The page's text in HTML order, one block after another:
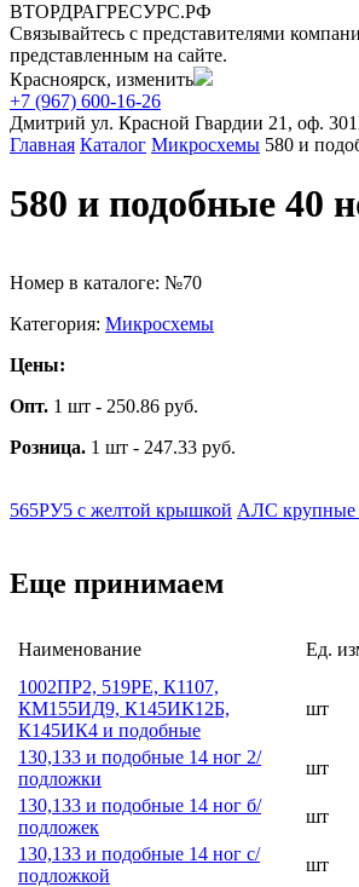
ВТОРДРАГРЕСУРС.РФ
Связывайтесь с представителями
представленным на сайте.
Красноярск, изменить
+7 (967) 600-16-26
Дмитрий ул. Красной Гвардии 21, оф.
Главная Каталог Микросхемы 580 и
580 и подобные 40
Номер в каталоге: №70
Категория: Микросхемы
Цены:
Опт. 1 шт - 250.86 руб.
Розница. 1 шт - 247.33 руб.
565РУ5 с желтой крышкой АЛС крупные
Еще принимаем
Наименование Ед.
1002ПР2, 519РЕ, К1107,
КМ155ИД9, К145ИК12Б,
К145ИК4 и подобные
шт
130,133 и подобные 14 ног 2/
подложки
шт
130,133 и подобные 14 ног б/
подложек
шт
130,133 и подобные 14 ног с/
подложкой
шт